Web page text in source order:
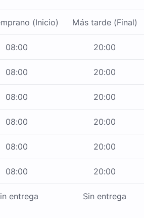
(Inicio) Más tarde (Final)
08:00 20:00
08:00 20:00
08:00 20:00
08:00 20:00
08:00 20:00
08:00 20:00
entrega Sin entrega